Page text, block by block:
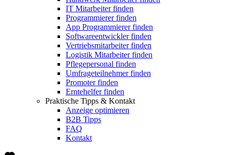
IT Mitarbeiter finden
Programmierer finden
App Programmierer finden
Softwareentwickler finden
Vertriebsmitarbeiter finden
Logistik Mitarbeiter finden
Pflegepersonal finden
Umfrageteilnehmer finden
Promoter finden
Erntehelfer finden
Praktische Tipps & Kontakt
Anzeige optimieren
B2B Tipps
FAQ
Kontakt